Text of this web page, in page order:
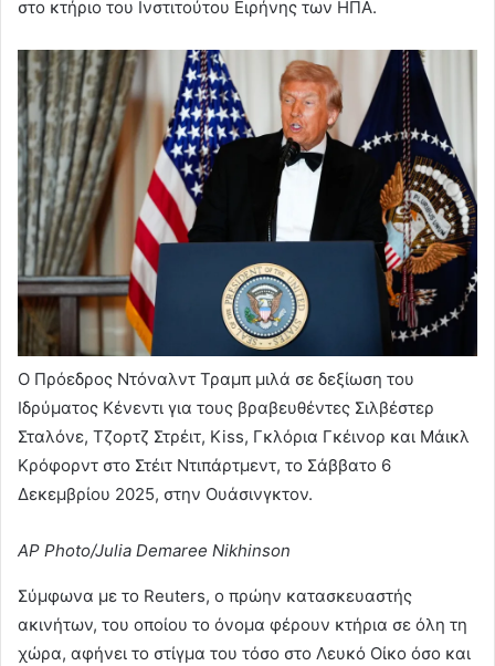
στο κτήριο του Ινστιτούτου Ειρήνης των ΗΠΑ.
Ο Πρόεδρος Ντόναλντ Τραμπ μιλά σε δεξίωση του
Ιδρύματος Κένεντι για τους βραβευθέντες Σιλβέστερ
Σταλόνε, Τζορτζ Στρέιτ, Kiss, Γκλόρια Γκέινορ και Μάικλ
Κρόφορντ στο Στέιτ Ντιπάρτμεντ, το Σάββατο 6
Δεκεμβρίου 2025, στην Ουάσινγκτον.
AP Photo/Julia Demaree Nikhinson
Σύμφωνα με το Reuters, ο πρώην κατασκευαστής
ακινήτων, του οποίου το όνομα φέρουν κτήρια σε όλη τη
χώρα, αφήνει το στίγμα του τόσο στο Λευκό Οίκο όσο και